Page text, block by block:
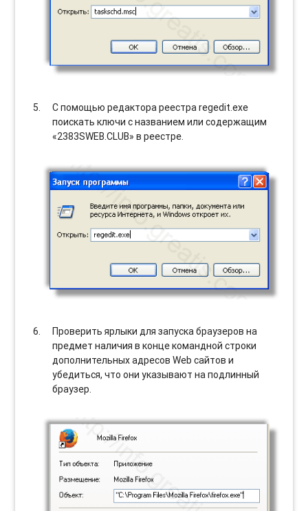
С помощью редактора реестра regedit.exe
поискать ключи с названием или содержащим
«2383SWEB.CLUB» в реестре.
Проверить ярлыки для запуска браузеров на
предмет наличия в конце командной строки
дополнительных адресов Web сайтов и
убедиться, что они указывают на подлинный
браузер.